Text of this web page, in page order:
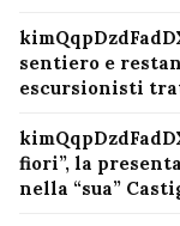
sentiero e
escursionisti
fiori”, la
nella “sua”